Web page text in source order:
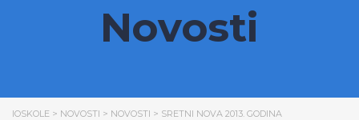
Novosti
IOSKOLE > NOVOSTI > NOVOSTI > SRETNI NOVA 2013. GODINA